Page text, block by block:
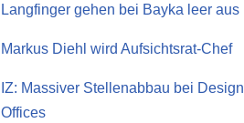
Langfinger gehen bei Bayka leer aus
Markus Diehl wird Aufsichtsrat-Chef
IZ: Massiver Stellenabbau bei Design
Offices